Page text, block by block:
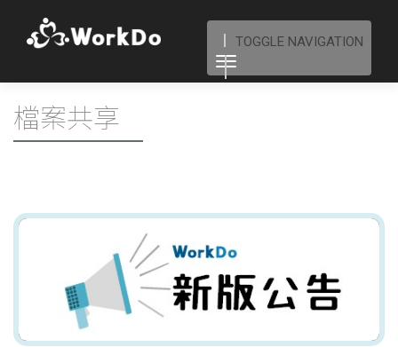
TOGGLE NAVIGATION
檔案共享